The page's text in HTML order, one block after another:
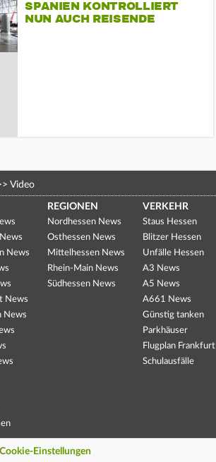
SPANIEN KONTROLLIERT
NUN AUCH REISENDE
Video
News
News
News
REGIONEN
Nordhessen News
Osthessen News
Mittelhessen News
Rhein-Main News
Südhessen News
VERKEHR
Staus Hessen
Blitzer Hessen
Unfälle Hessen
A3 News
A5 News
A661 News
Günstig tanken
Parkhäuser
Flugplan Frankfurt
Schulausfälle
Cookie-Einstellungen